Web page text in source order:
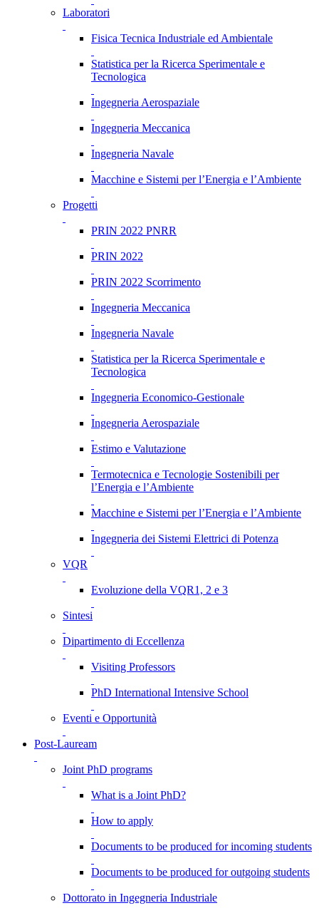
Laboratori
Fisica Tecnica Industriale ed Ambientale
Statistica per la Ricerca Sperimentale e
Tecnologica
Ingegneria Aerospaziale
Ingegneria Meccanica
Ingegneria Navale
Macchine e Sistemi per l’Energia e l’Ambiente
Progetti
PRIN 2022 PNRR
PRIN 2022
PRIN 2022 Scorrimento
Ingegneria Meccanica
Ingegneria Navale
Statistica per la Ricerca Sperimentale e
Tecnologica
Ingegneria Economico-Gestionale
Ingegneria Aerospaziale
Estimo e Valutazione
Termotecnica e Tecnologie Sostenibili per
l’Energia e l’Ambiente
Macchine e Sistemi per l’Energia e l’Ambiente
Ingegneria dei Sistemi Elettrici di Potenza
VQR
Evoluzione della VQR1, 2 e 3
Sintesi
Dipartimento di Eccellenza
Visiting Professors
PhD International Intensive School
Eventi e Opportunità
Post-Lauream
Joint PhD programs
What is a Joint PhD?
How to apply
Documents to be produced for incoming students
Documents to be produced for outgoing students
Dottorato in Ingegneria Industriale